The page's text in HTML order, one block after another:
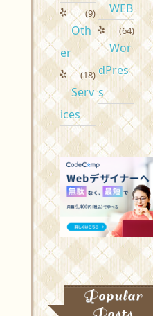
Oth
er
(9)
Serv
ices
(18)
WEB
Wor
dPres
s
(64)
Popular